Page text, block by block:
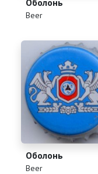
Оболонь
(Beer)
Оболонь
(Beer)